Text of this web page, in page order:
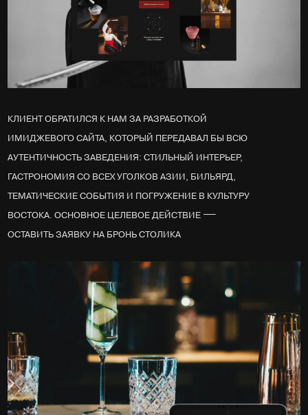
КЛИЕНТ ОБРАТИЛСЯ К НАМ ЗА РАЗРАБОТКОЙ
ИМИДЖЕВОГО САЙТА, КОТОРЫЙ ПЕРЕДАВАЛ БЫ ВСЮ
АУТЕНТИЧНОСТЬ ЗАВЕДЕНИЯ: СТИЛЬНЫЙ ИНТЕРЬЕР,
ГАСТРОНОМИЯ СО ВСЕХ УГОЛКОВ АЗИИ, БИЛЬЯРД,
ТЕМАТИЧЕСКИЕ СОБЫТИЯ И ПОГРУЖЕНИЕ В КУЛЬТУРУ
ВОСТОКА. ОСНОВНОЕ ЦЕЛЕВОЕ ДЕЙСТВИЕ —
ОСТАВИТЬ ЗАЯВКУ НА БРОНЬ СТОЛИКА